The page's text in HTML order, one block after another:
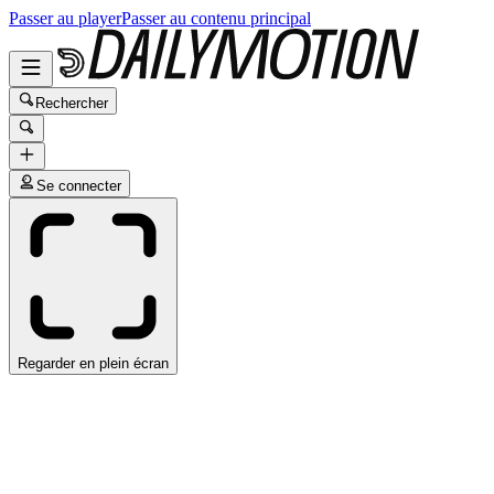
Passer au playerPasser au contenu principal
Rechercher
Se connecter
Regarder en plein écran